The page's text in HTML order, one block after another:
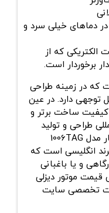
در دماهای خیلی سرد و
الکتریکی که از
برخوردار است.
که در زمینه طراحی
توجهی دارد. در عین
کیفیت ساخت برتر و
طراحی و تولید
می‌شوند. موتور پرکینز ۱۷۹ اسب بخار مدل 1006TAG
انگلیسی است که
و یا باغبانی
قیمت موتور دیزلی
تخصصی سایت